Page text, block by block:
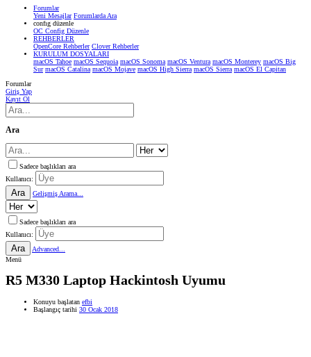
Forumlar
Yeni Mesajlar Forumlarda Ara
confıg düzenle
OC Config Düzenle
REHBERLER
OpenCore Rehberler Clover Rehberler
KURULUM DOSYALARI
macOS Tahoe macOS Sequoia macOS Sonoma macOS Ventura macOS Monterey macOS Big
Sur macOS Catalina macOS Mojave macOS High Sierra macOS Sierra macOS El Capitan
Forumlar
Giriş Yap
Kayıt Ol
Ara
Sadece başlıkları ara
Kullanıcı:
Ara Gelişmiş Arama...
Sadece başlıkları ara
Kullanıcı:
Ara
Advanced...
Menü
R5 M330 Laptop Hackintosh Uyumu
Konuyu başlatan efbi
Başlangıç tarihi 30 Ocak 2018